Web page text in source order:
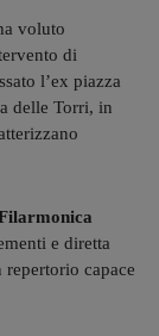
voluto
di
l’ex piazza
delle Torri, in
e diretta
capace